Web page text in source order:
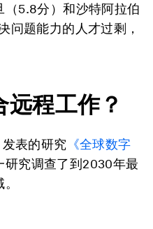
5.8分）和沙特阿拉伯
问题能力的人才过剩，
程工作？
表的研究 《全球数字
研究调查了到2030年最